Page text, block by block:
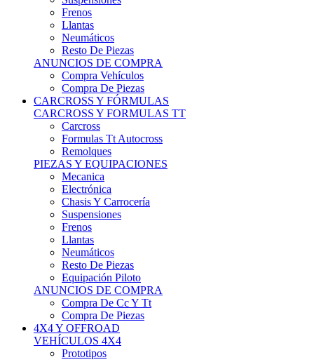
Chasis Y Carrocería
Suspensiones
Frenos
Llantas
Neumáticos
Resto De Piezas
Equipación Piloto
ANUNCIOS DE COMPRA
Compra De Cc Y Tt
Compra De Piezas
4X4 Y OFFROAD
VEHÍCULOS 4X4
Prototipos
Venta De Side By Side
Quads Y Buggys
4x4 De Calle
PIEZAS PARA 4X4
Mecánica
Carrocería
Suspensiones
Llantas
Neumáticos
ANUNCIOS DE COMPRA
Compra De 4x4
Compra De Piezas
MOTOS
MOTOS
Motos De Circuito